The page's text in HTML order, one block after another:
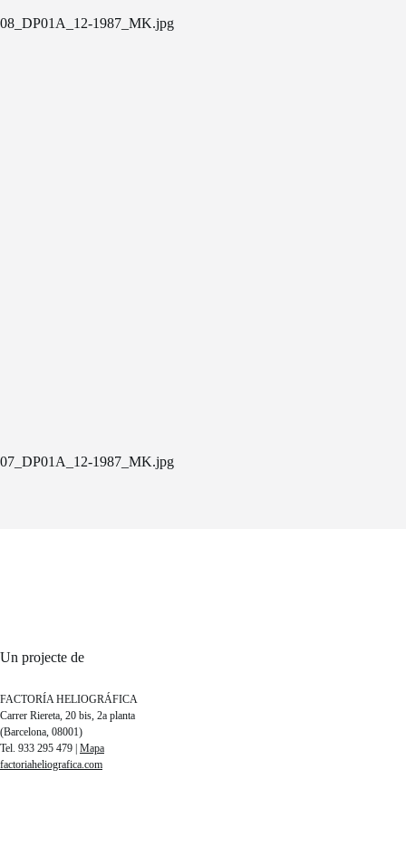
08_DP01A_12-1987_MK.jpg
07_DP01A_12-1987_MK.jpg
Un projecte de
FACTORÍA HELIOGRÁFICA
Carrer Riereta, 20 bis, 2a planta
(Barcelona, 08001)
Tel. 933 295 479 | Mapa
factoriaheliografica.com